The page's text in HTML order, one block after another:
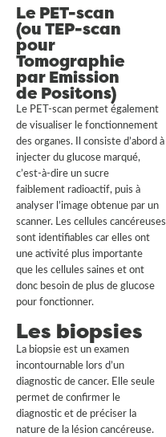
Le PET-scan
(ou TEP-scan
pour
Tomographie
par Emission
de Positons)
Le PET-scan permet également
de visualiser le fonctionnement
des organes.
Il consiste d’abord à
injecter du glucose marqué,
c’est-à-dire un sucre
faiblement radioactif, puis à
analyser l’image obtenue par un
scanner. Les cellules cancéreuses
sont identifiables car elles ont
une activité plus importante
que les cellules saines et ont
donc besoin de plus de glucose
pour fonctionner.
Les biopsies
La biopsie est un examen
incontournable lors d’un
diagnostic de cancer. Elle seule
permet de confirmer le
diagnostic et de préciser la
nature de la lésion cancéreuse.